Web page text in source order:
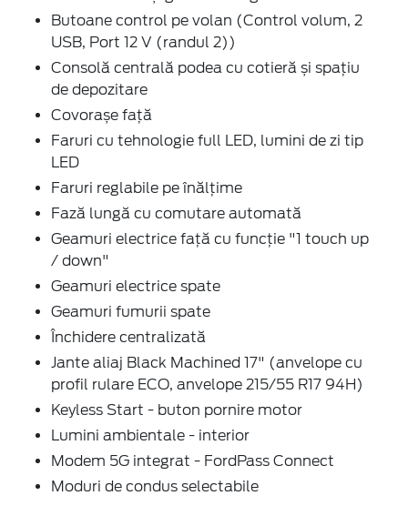
Butoane control pe volan (Control volum, 2
USB, Port 12 V (randul 2))
Consolă centrală podea cu cotieră și spațiu
de depozitare
Covorașe față
Faruri cu tehnologie full LED, lumini de zi tip
LED
Faruri reglabile pe înălțime
Fază lungă cu comutare automată
Geamuri electrice față cu funcție "1 touch up
/ down"
Geamuri electrice spate
Geamuri fumurii spate
Închidere centralizată
Jante aliaj Black Machined 17" (anvelope cu
profil rulare ECO, anvelope 215/55 R17 94H)
Keyless Start - buton pornire motor
Lumini ambientale - interior
Modem 5G integrat - FordPass Connect
Moduri de condus selectabile